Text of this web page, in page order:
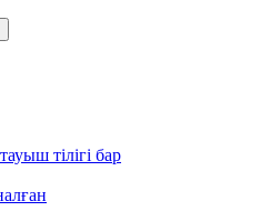
тілігі бар